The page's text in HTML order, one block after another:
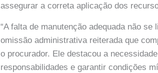
assegurar a correta aplicação dos
“A falta de manutenção adequada não
omissão administrativa reiterada que
o procurador. Ele destacou a
responsabilidades e garantir condições